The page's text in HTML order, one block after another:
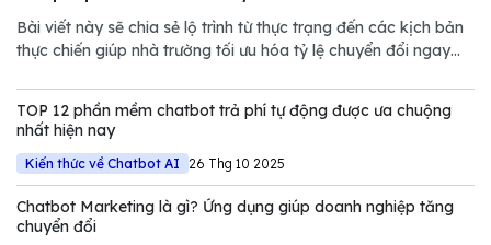
Bài viết này sẽ chia sẻ lộ trình từ thực trạng đến các kịch bản
thực chiến giúp nhà trường tối ưu hóa tỷ lệ chuyển đổi ngay
TOP 12 phần mềm chatbot trả phí tự động được ưa chuộng
nhất hiện nay
Kiến thức về Chatbot AI 26 Thg 10 2025
Chatbot Marketing là gì? Ứng dụng giúp doanh nghiệp tăng
chuyển đổi